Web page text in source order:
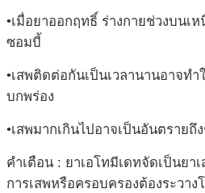
•เมื่อยาออกฤทธิ์ ร่างกายช่วงบนเ
ซอมบี้
•เสพติดต่อกันเป็นเวลานานอาจท
บกพร่อง
•เสพมากเกินไปอาจเป็นอันตรายถึ
คำเตือน : ยาเอโทมีเดทจัดเป็นยา
การเสพหรือครอบครองต้องระวาง